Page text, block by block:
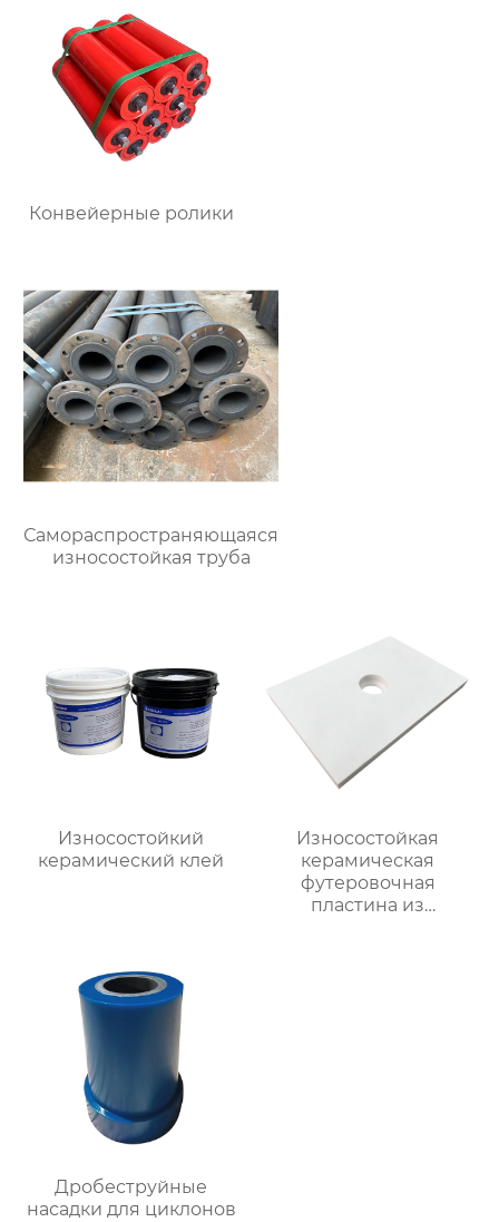
Конвейерные ролики
Самораспространяющаяся
износостойкая труба
Износостойкий
керамический клей
Износостойкая
керамическая
футеровочная
пластина из
Дробеструйные
насадки для циклонов